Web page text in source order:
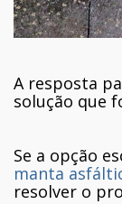
A resposta
solução que
Se a opção
manta
resolver o